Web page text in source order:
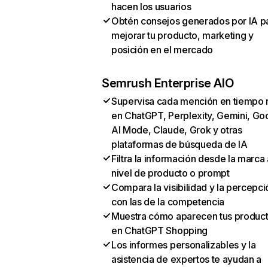
hacen los usuarios
Obtén consejos generados por IA
mejorar tu producto, marketing y
posición en el mercado
Semrush Enterprise AIO
Supervisa cada mención en tiempo
en ChatGPT, Perplexity, Gemini,
AI Mode, Claude, Grok y otras
plataformas de búsqueda de IA
Filtra la información desde la marca
nivel de producto o prompt
Compara la visibilidad y la
con las de la competencia
Muestra cómo aparecen tus
en ChatGPT Shopping
Los informes personalizables y la
asistencia de expertos te ayudan a